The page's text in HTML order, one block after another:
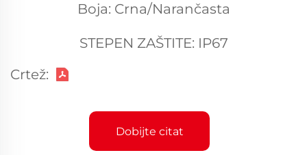
Boja: Crna/Narančasta
STEPEN ZAŠTITE: IP67
Crtež:
Dobijte citat